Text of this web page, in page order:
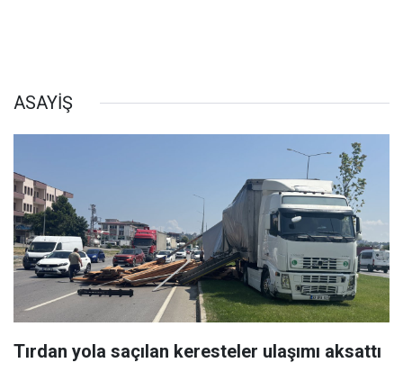
ASAYİŞ
Tırdan yola saçılan keresteler ulaşımı aksattı